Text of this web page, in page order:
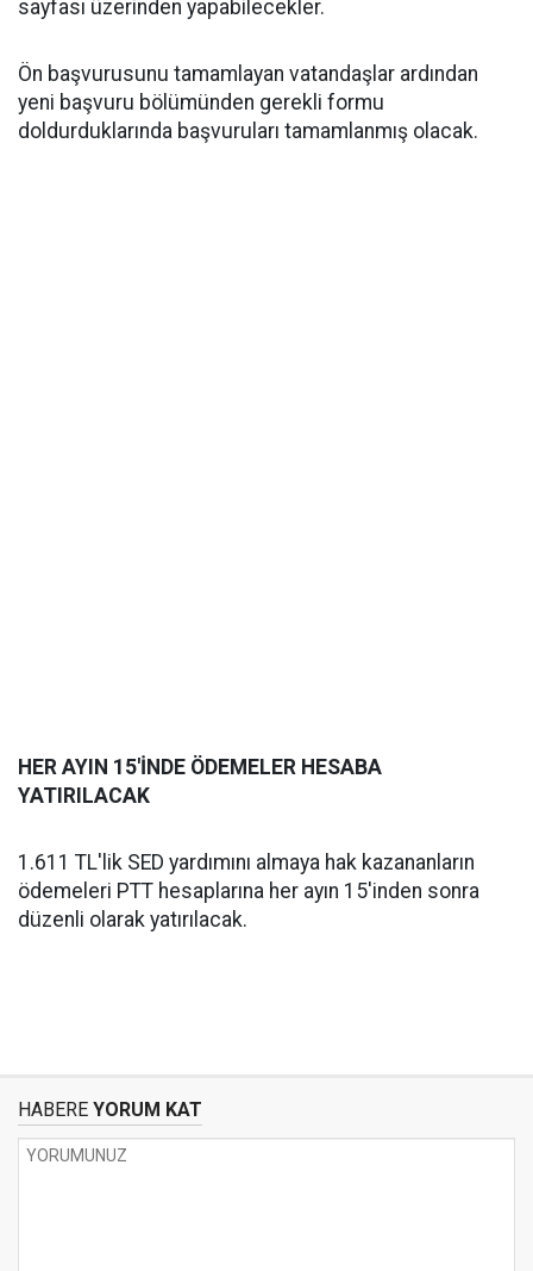
sayfası üzerinden yapabilecekler.
Ön başvurusunu tamamlayan vatandaşlar ardından
yeni başvuru bölümünden gerekli formu
doldurduklarında başvuruları tamamlanmış olacak.
HER AYIN 15'İNDE ÖDEMELER HESABA
YATIRILACAK
1.611 TL'lik SED yardımını almaya hak kazananların
ödemeleri PTT hesaplarına her ayın 15'inden sonra
düzenli olarak yatırılacak.
HABERE YORUM KAT